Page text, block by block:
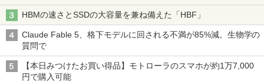
HBMの速さとSSDの大容量を兼ね備えた「HBF」
Claude Fable 5、格下モデルに回される不満が85%減。生物学の
質問で
【本日みつけたお買い得品】モトローラのスマホが約1万7,000
円で購入可能